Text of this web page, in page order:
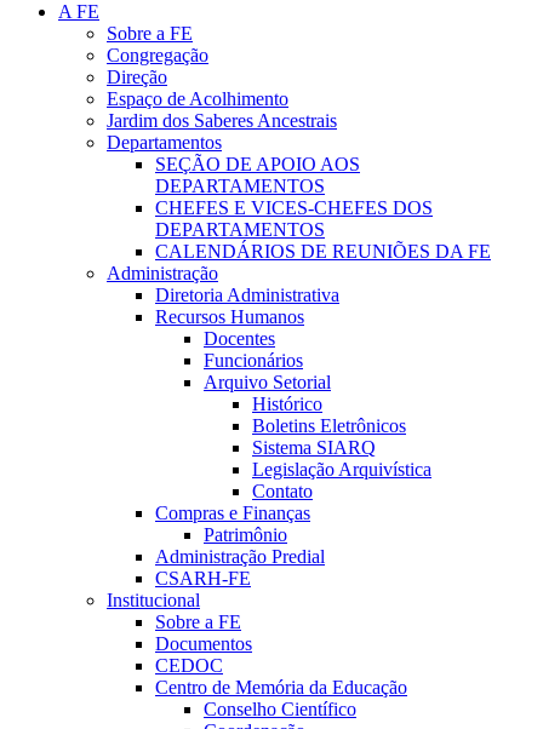
A FE
Sobre a FE
Congregação
Direção
Espaço de Acolhimento
Jardim dos Saberes Ancestrais
Departamentos
SEÇÃO DE APOIO AOS
DEPARTAMENTOS
CHEFES E VICES-CHEFES DOS
DEPARTAMENTOS
CALENDÁRIOS DE REUNIÕES DA FE
Administração
Diretoria Administrativa
Recursos Humanos
Docentes
Funcionários
Arquivo Setorial
Histórico
Boletins Eletrônicos
Sistema SIARQ
Legislação Arquivística
Contato
Compras e Finanças
Patrimônio
Administração Predial
CSARH-FE
Institucional
Sobre a FE
Documentos
CEDOC
Centro de Memória da Educação
Conselho Científico